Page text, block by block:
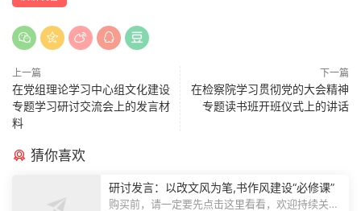
上一篇
在党组理论学习中心组文化建设
专题学习研讨交流会上的发言材
料
下一篇
在检察院学习贯彻党的大会精神
专题读书班开班仪式上的讲话
猜你喜欢
研讨发言：以改文风为笔,书作风建设“必修课”
购买前，请一定要先点击这里看看，欢迎持续关